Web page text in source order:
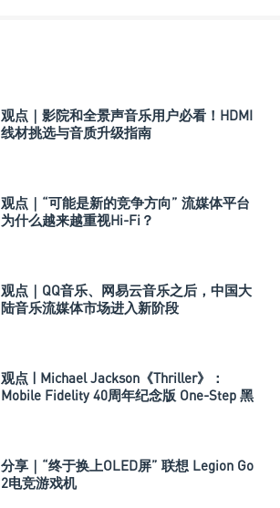
观点｜影院和全景声音乐用户必看！HDMI
线材挑选与音质升级指南
观点｜“可能是新的竞争方向” 流媒体平台
为什么越来越重视Hi-Fi？
观点｜QQ音乐、网易云音乐之后，中国大
陆音乐流媒体市场进入新阶段
观点 | Michael Jackson《Thriller》：
Mobile Fidelity 40周年纪念版 One-Step 黑
分享｜“终于换上OLED屏” 联想 Legion Go
2电竞游戏机